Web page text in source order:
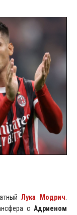
Лука Модрич.
с Адриеном